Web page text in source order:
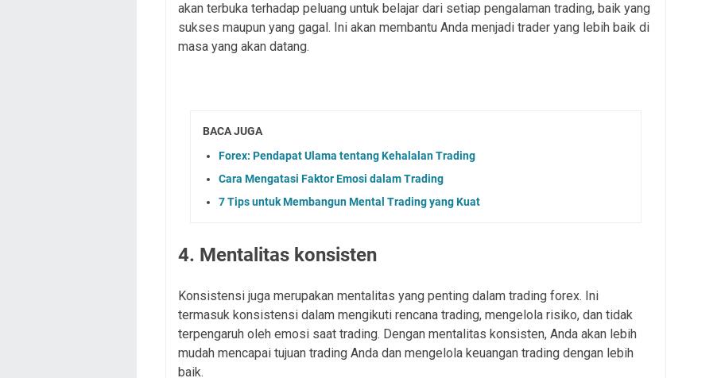
akan terbuka terhadap peluang untuk belajar dari setiap pengalaman trading, baik yang
sukses maupun yang gagal. Ini akan membantu Anda menjadi trader yang lebih baik di
masa yang akan datang.
BACA JUGA
Forex: Pendapat Ulama tentang Kehalalan Trading
Cara Mengatasi Faktor Emosi dalam Trading
7 Tips untuk Membangun Mental Trading yang Kuat
4. Mentalitas konsisten
Konsistensi juga merupakan mentalitas yang penting dalam trading forex. Ini
termasuk konsistensi dalam mengikuti rencana trading, mengelola risiko, dan tidak
terpengaruh oleh emosi saat trading. Dengan mentalitas konsisten, Anda akan lebih
mudah mencapai tujuan trading Anda dan mengelola keuangan trading dengan lebih
baik.